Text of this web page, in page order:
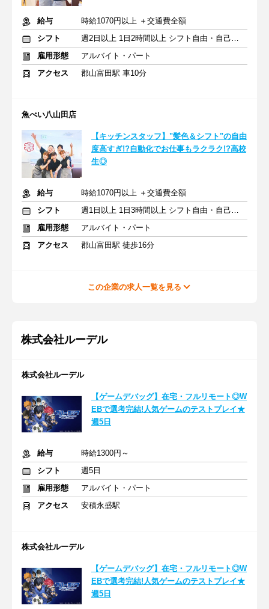
給与
時給1070円以上 ＋交通費全額
シフト
週2日以上 1日2時間以上 シフト自由・自己申告
雇用形態
アルバイト・パート
アクセス
郡山富田駅 車10分
魚べい八山田店
【キッチンスタッフ】"髪色＆シフト"の自由
度高すぎ!?自動化でお仕事もラクラク!?高校
生◎
給与
時給1070円以上 ＋交通費全額
シフト
週1日以上 1日3時間以上 シフト自由・自己申告
雇用形態
アルバイト・パート
アクセス
郡山富田駅 徒歩16分
この企業の求人一覧を見る
株式会社ルーデル
株式会社ルーデル
【ゲームデバッグ】在宅・フルリモート◎W
EBで選考完結!人気ゲームのテストプレイ★
週5日
給与
時給1300円～
シフト
週5日
雇用形態
アルバイト・パート
アクセス
安積永盛駅
株式会社ルーデル
【ゲームデバッグ】在宅・フルリモート◎W
EBで選考完結!人気ゲームのテストプレイ★
週5日